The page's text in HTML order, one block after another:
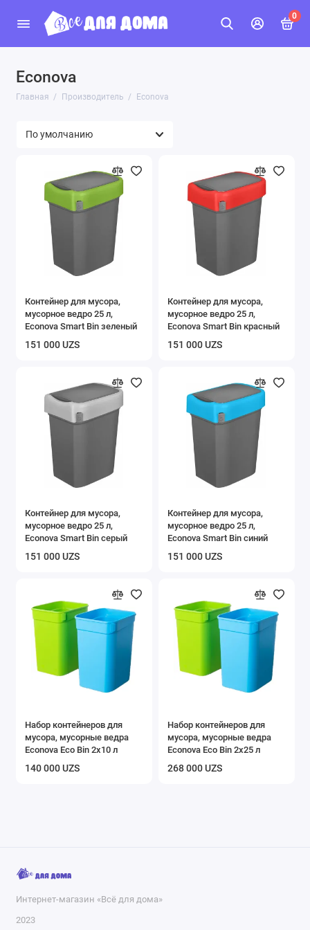
0
Econova
Главная Производитель Econova
Контейнер для мусора,
мусорное ведро 25 л,
Econova Smart Bin зеленый
151 000 UZS
Контейнер для мусора,
мусорное ведро 25 л,
Econova Smart Bin красный
151 000 UZS
Контейнер для мусора,
мусорное ведро 25 л,
Econova Smart Bin серый
151 000 UZS
Контейнер для мусора,
мусорное ведро 25 л,
Econova Smart Bin синий
151 000 UZS
Набор контейнеров для
мусора, мусорные ведра
Econova Eco Bin 2x10 л
140 000 UZS
Набор контейнеров для
мусора, мусорные ведра
Econova Eco Bin 2x25 л
268 000 UZS
Интернет-магазин «Всё для дома»
2023